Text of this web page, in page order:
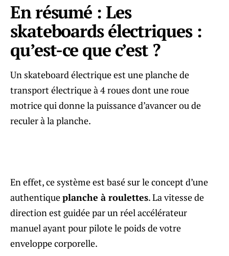
En résumé : Les
skateboards électriques :
qu’est-ce que c’est ?
Un skateboard électrique est une planche de
transport électrique à 4 roues dont une roue
motrice qui donne la puissance d’avancer ou de
reculer à la planche.
En effet, ce système est basé sur le concept d’une
authentiqueplanche à roulettes. La vitesse de
direction est guidée par un réel accélérateur
manuel ayant pour pilote le poids de votre
enveloppe corporelle.